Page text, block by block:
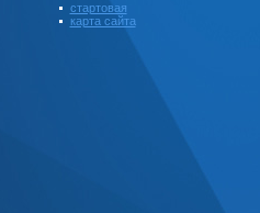
стартовая
карта сайта